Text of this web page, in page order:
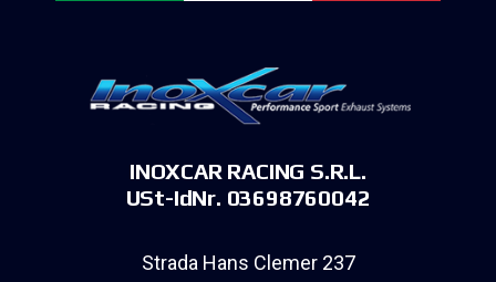
INOXCAR RACING S.R.L.
USt-IdNr. 03698760042
Strada Hans Clemer 237